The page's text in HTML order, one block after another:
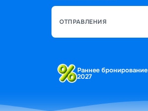
ОТПРАВЛЕНИЯ
Раннее бронирование
2027